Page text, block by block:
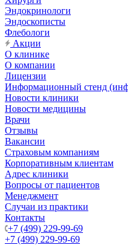
Эндокринологи
Эндоскописты
Флебологи
Акции
О клинике
О компании
Лицензии
Информационный стенд
Новости клиники
Новости медицины
Врачи
Отзывы
Вакансии
Страховым компаниям
Корпоративным клиентам
Адрес клиники
Вопросы от пациентов
Менеджмент
Случаи из практики
Контакты
+7 (499) 229-99-69
+7 (499) 229-99-69